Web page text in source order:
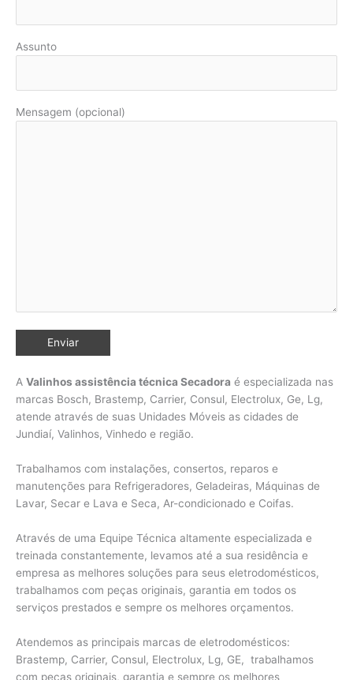
Assunto
Mensagem (opcional)
A Valinhos assistência técnica Secadora é especializada nas
marcas Bosch, Brastemp, Carrier, Consul, Electrolux, Ge, Lg,
atende através de suas Unidades Móveis as cidades de
Jundiaí, Valinhos, Vinhedo e região.
Trabalhamos com instalações, consertos, reparos e
manutenções para Refrigeradores, Geladeiras, Máquinas de
Lavar, Secar e Lava e Seca, Ar-condicionado e Coifas.
Através de uma Equipe Técnica altamente especializada e
treinada constantemente, levamos até a sua residência e
empresa as melhores soluções para seus eletrodomésticos,
trabalhamos com peças originais, garantia em todos os
serviços prestados e sempre os melhores orçamentos.
Atendemos as principais marcas de eletrodomésticos:
Brastemp, Carrier, Consul, Electrolux, Lg, GE, trabalhamos
com peças originais, garantia e sempre os melhores